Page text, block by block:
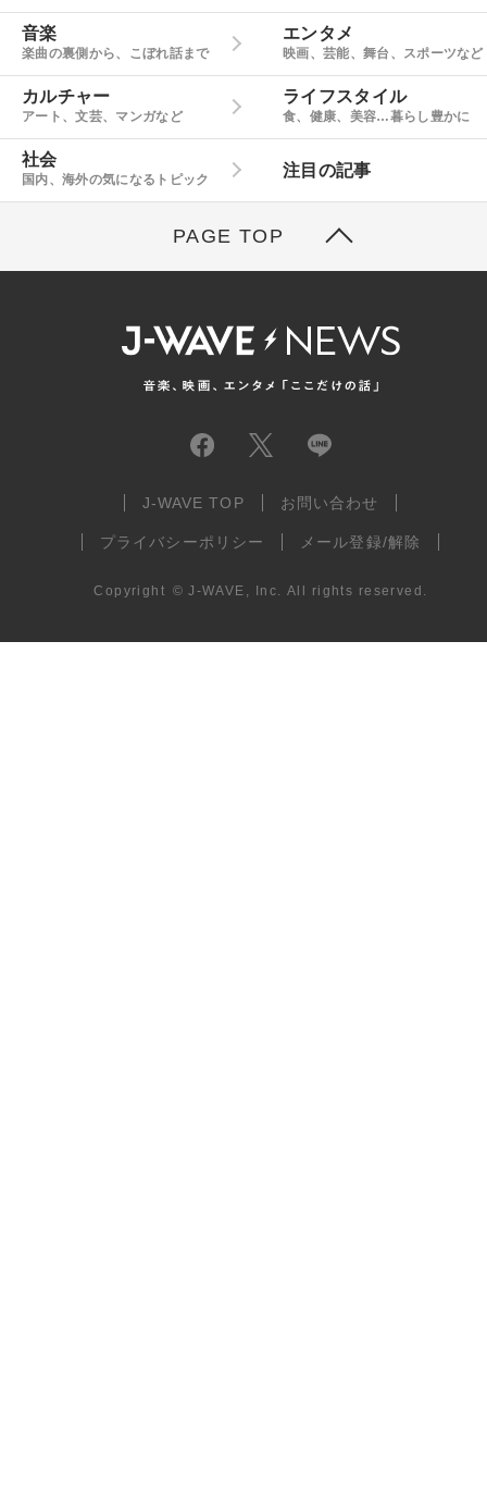
音楽
楽曲の裏側から、こぼれ話まで
エンタメ
映画、芸能、舞台、スポーツなど
カルチャー
アート、文芸、マンガなど
ライフスタイル
食、健康、美容…暮らし豊かに
社会
国内、海外の気になるトピック
注目の記事
PAGE TOP
J-WAVE TOP お問い合わせ
プライバシーポリシー メール登録/解除
Copyright © J-WAVE, Inc. All rights reserved.